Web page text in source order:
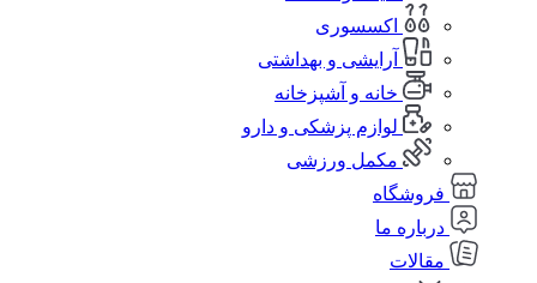
اکسسوری
آرایشی و بهداشتی
خانه و آشپزخانه
لوازم پزشکی و دارو
مکمل ورزشی
فروشگاه
درباره ما
مقالات